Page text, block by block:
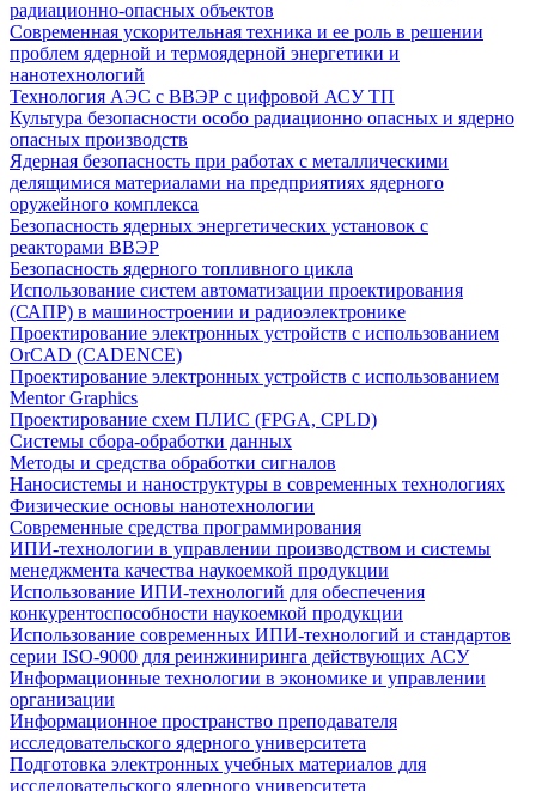
радиационно-опасных объектов
Современная ускорительная техника и ее роль в решении
проблем ядерной и термоядерной энергетики и
нанотехнологий
Технология АЭС с ВВЭР с цифровой АСУ ТП
Культура безопасности особо радиационно опасных и ядерно
опасных производств
Ядерная безопасность при работах с металлическими
делящимися материалами на предприятиях ядерного
оружейного комплекса
Безопасность ядерных энергетических установок с
реакторами ВВЭР
Безопасность ядерного топливного цикла
Использование систем автоматизации проектирования
(САПР) в машиностроении и радиоэлектронике
Проектирование электронных устройств с использованием
OrCAD (CADENCE)
Проектирование электронных устройств с использованием
Mentor Graphics
Проектирование схем ПЛИС (FPGA, CPLD)
Системы сбора-обработки данных
Методы и средства обработки сигналов
Наносистемы и наноструктуры в современных технологиях
Физические основы нанотехнологии
Современные средства программирования
ИПИ-технологии в управлении производством и системы
менеджмента качества наукоемкой продукции
Использование ИПИ-технологий для обеспечения
конкурентоспособности наукоемкой продукции
Использование современных ИПИ-технологий и стандартов
серии ISO-9000 для реинжиниринга действующих АСУ
Информационные технологии в экономике и управлении
организации
Информационное пространство преподавателя
исследовательского ядерного университета
Подготовка электронных учебных материалов для
исследовательского ядерного университета